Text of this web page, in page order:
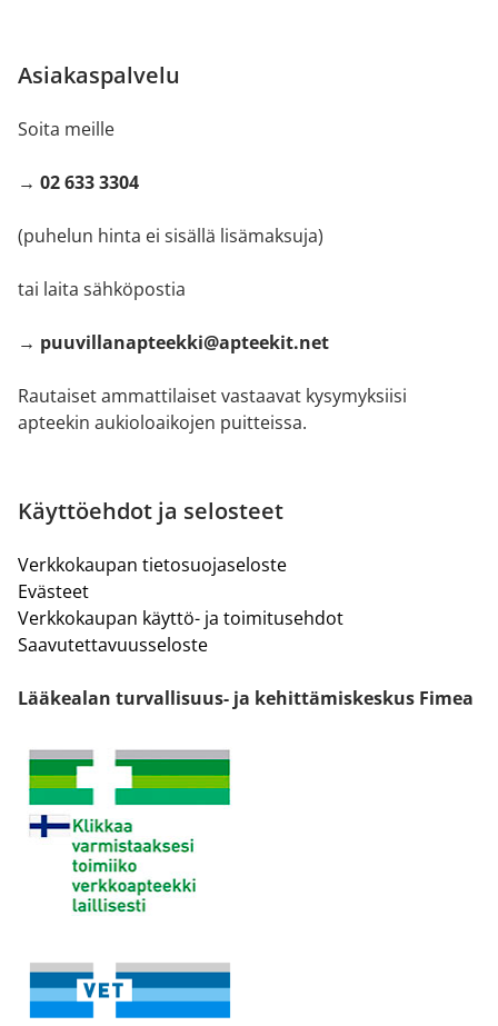
Asiakaspalvelu
Soita meille
→ 02 633 3304
(puhelun hinta ei sisällä lisämaksuja)
tai laita sähköpostia
→ puuvillanapteekki@apteekit.net
Rautaiset ammattilaiset vastaavat kysymyksiisi
apteekin aukioloaikojen puitteissa.
Käyttöehdot ja selosteet
Verkkokaupan tietosuojaseloste
Evästeet
Verkkokaupan käyttö- ja toimitusehdot
Saavutettavuusseloste
Lääkealan turvallisuus- ja kehittämiskeskus Fimea